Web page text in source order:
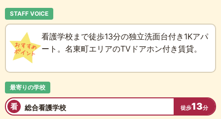
STAFF VOICE
看護学校まで徒歩13分の独立洗面台付き1Kアパ
ート。名東町エリアのTVドアホン付き賃貸。
最寄りの学校
看 総合看護学校 徒歩13分